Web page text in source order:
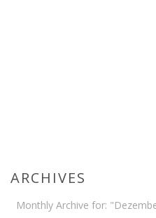
ARCHIVES
Monthly Archive for: